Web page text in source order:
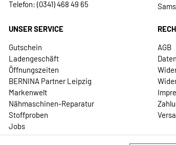
Telefon: (0341) 468 49 65
UNSER SERVICE
Gutschein
Ladengeschäft
Öffnungszeiten
BERNINA Partner Leipzig
Markenwelt
Nähmaschinen-Reparatur
Stoffproben
Jobs
Kontakt
AGB